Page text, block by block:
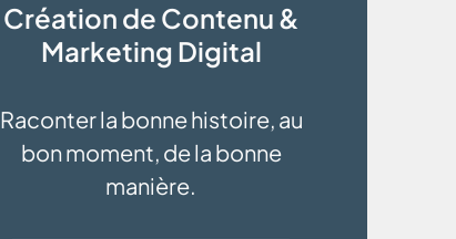
Création de Contenu &
Marketing Digital
Raconter la bonne histoire, au
bon moment, de la bonne
manière.